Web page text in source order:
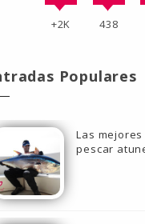
+2K 438
Populares
Las
pescar